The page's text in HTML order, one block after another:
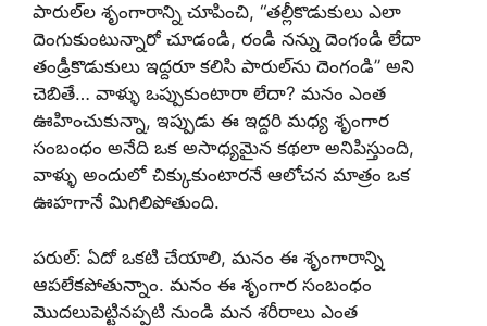
పారుల్‌ల శృంగారాన్ని చూపించి, “తల్లీకొడుకులు ఎలా
దెంగుకుంటున్నారో చూడండి, రండి నన్ను దెంగండి లేదా
తండ్రీకొడుకులు ఇద్దరూ కలిసి పారుల్‌ను దెంగండి” అని
చెబితే… వాళ్ళు ఒప్పుకుంటారా లేదా? మనం ఎంత
ఊహించుకున్నా, ఇప్పుడు ఈ ఇద్దరి మధ్య శృంగార
సంబంధం అనేది ఒక అసాధ్యమైన కథలా అనిపిస్తుంది,
వాళ్ళు అందులో చిక్కుకుంటారనే ఆలోచన మాత్రం ఒక
ఊహగానే మిగిలిపోతుంది.
పరుల్: ఏదో ఒకటి చేయాలి, మనం ఈ శృంగారాన్ని
ఆపలేకపోతున్నాం. మనం ఈ శృంగార సంబంధం
మొదలుపెట్టినప్పటి నుండి మన శరీరాలు ఎంత